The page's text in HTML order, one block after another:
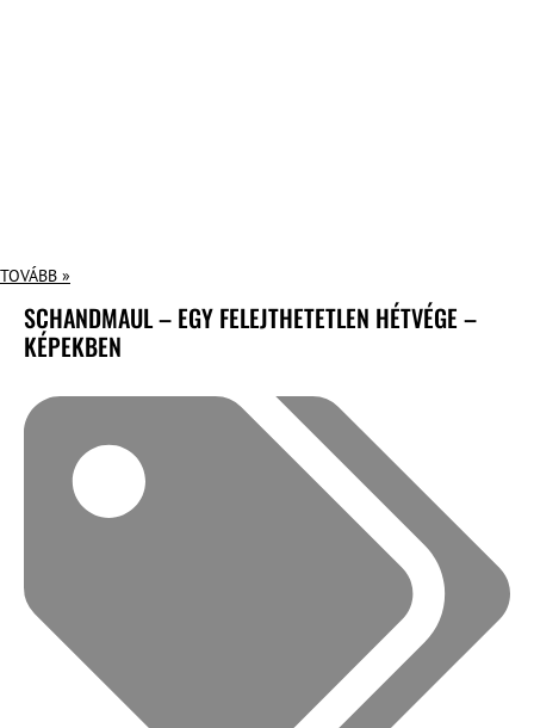
TOVÁBB »
SCHANDMAUL – EGY FELEJTHETETLEN HÉTVÉGE –
KÉPEKBEN